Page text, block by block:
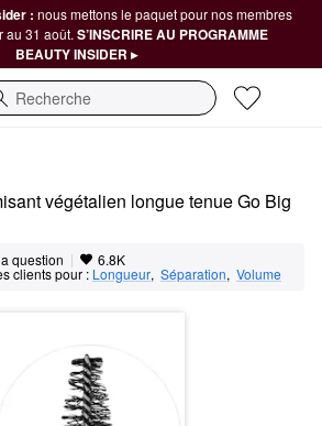
: nous mettons le paquet pour nos membres
au 31 août. S’INSCRIRE AU PROGRAMME
BEAUTY INSIDER ▸
végétalien longue tenue Go Big
question | 6.8K
clients pour : Longueur, Séparation, Volume